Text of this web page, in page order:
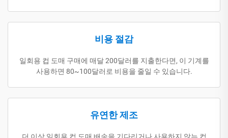
비용 절감
일회용 컵 도매 구매에 매달 200달러를 지출한다면, 이 기계를
사용하면 80~100달러로 비용을 줄일 수 있습니다.
유연한 제조